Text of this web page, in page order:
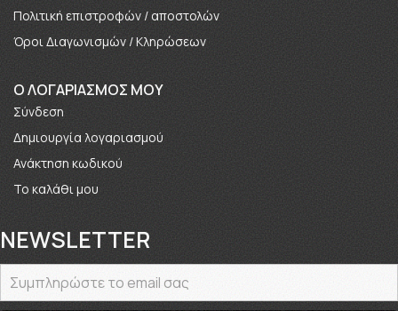
Πολιτική επιστροφών / αποστολών
Όροι Διαγωνισμών / Κληρώσεων
O ΛΟΓΑΡΙΑΣΜΟΣ ΜΟΥ
Σύνδεση
Δημιουργία λογαριασμού
Ανάκτηση κωδικού
Το καλάθι μου
NEWSLETTER